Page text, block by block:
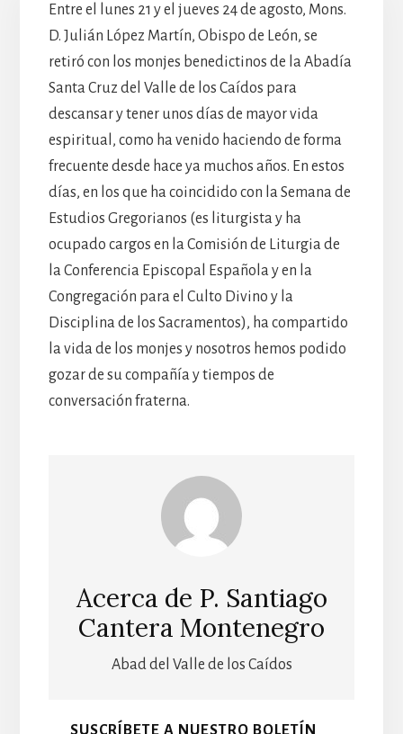
Entre el lunes 21 y el jueves 24 de agosto, Mons.
D. Julián López Martín, Obispo de León, se
retiró con los monjes benedictinos de la Abadía
Santa Cruz del Valle de los Caídos para
descansar y tener unos días de mayor vida
espiritual, como ha venido haciendo de forma
frecuente desde hace ya muchos años. En estos
días, en los que ha coincidido con la Semana de
Estudios Gregorianos (es liturgista y ha
ocupado cargos en la Comisión de Liturgia de
la Conferencia Episcopal Española y en la
Congregación para el Culto Divino y la
Disciplina de los Sacramentos), ha compartido
la vida de los monjes y nosotros hemos podido
gozar de su compañía y tiempos de
conversación fraterna.
Acerca de P. Santiago
Cantera Montenegro
Abad del Valle de los Caídos
SUSCRÍBETE A NUESTRO BOLETÍN